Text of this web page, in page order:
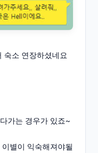
숙소 연장하셨네요
가는 경우가 있죠~
별이 익숙해져야될